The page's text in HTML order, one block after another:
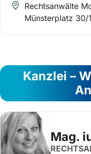
Rechtsanwälte
Münsterplatz 30/
Kanzlei –
Mag.